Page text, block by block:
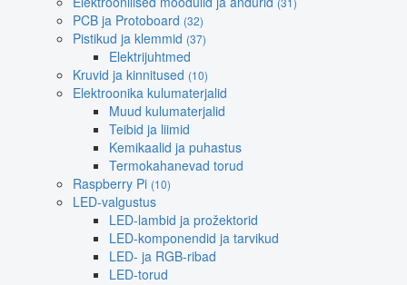
PCB ja Protoboard (32)
Pistikud ja klemmid (37)
Elektrijuhtmed
Kruvid ja kinnitused (10)
Elektroonika kulumaterjalid
Muud kulumaterjalid
Teibid ja liimid
Kemikaalid ja puhastus
Termokahanevad torud
Raspberry Pi (10)
LED-valgustus
LED-lambid ja prožektorid
LED-komponendid ja tarvikud
LED- ja RGB-ribad
LED-torud